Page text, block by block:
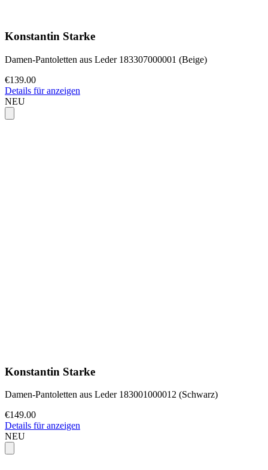
Konstantin Starke
Damen-Pantoletten aus Leder 183307000001 (Beige)
€139.00
Details für anzeigen
NEU
Konstantin Starke
Damen-Pantoletten aus Leder 183001000012 (Schwarz)
€149.00
Details für anzeigen
NEU